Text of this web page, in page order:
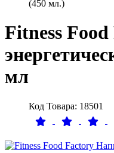
(450 мл.)
Fitness
мл
Код Товара: 18501